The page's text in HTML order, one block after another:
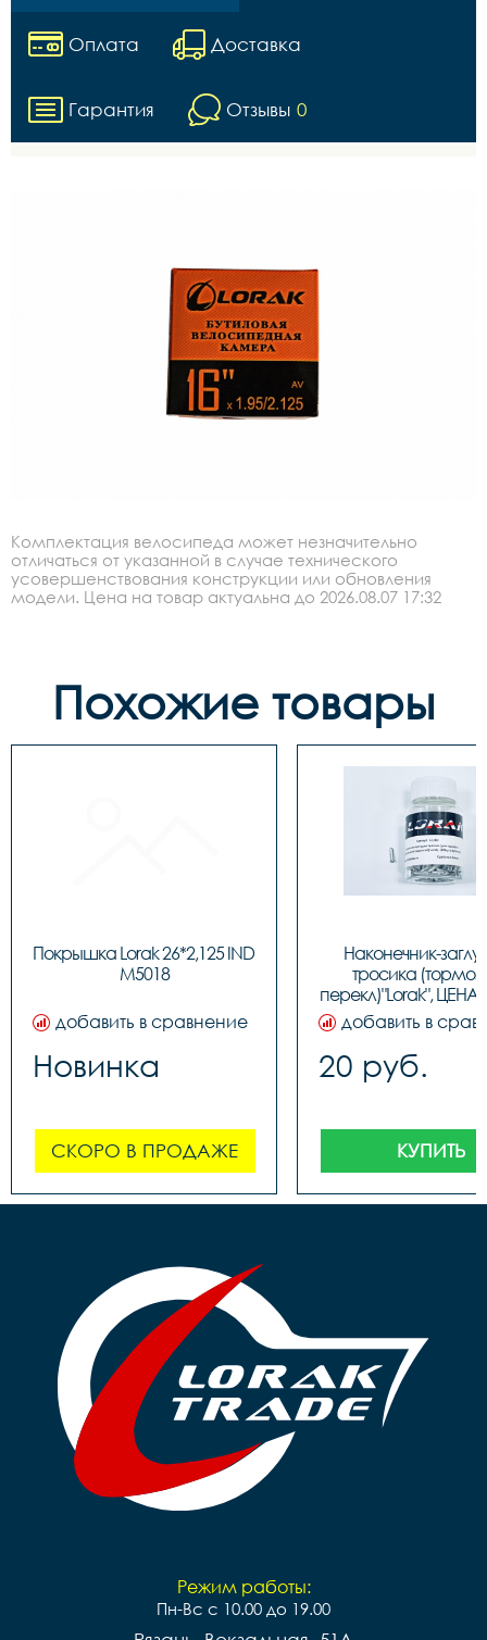
Оплата Доставка
Гарантия Отзывы 0
Комплектация велосипеда может незначительно
отличаться от указанной в случае технического
усовершенствования конструкции или обновления
модели. Цена на товар актуальна до 2026.08.07 17:32
Похожие товары
Покрышка Lorak 26*2,125 IND
M5018
добавить в сравнение
Новинка
СКОРО В ПРОДАЖЕ
Наконечник-
тросика
перекл)"Lorak", ЦЕНА
(100шт в
добавить в
20 руб.
КУПИТЬ
Режим работы:
Пн-Вс с 10.00 до 19.00